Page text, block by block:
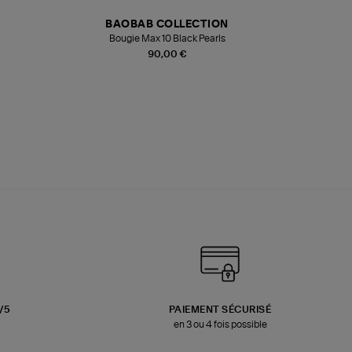
90,00 €
BAOBAB COLLECTION
Bougie Max 10 Black Pearls
5
PAIEMENT SÉCURISÉ
en 3 ou 4 fois possible